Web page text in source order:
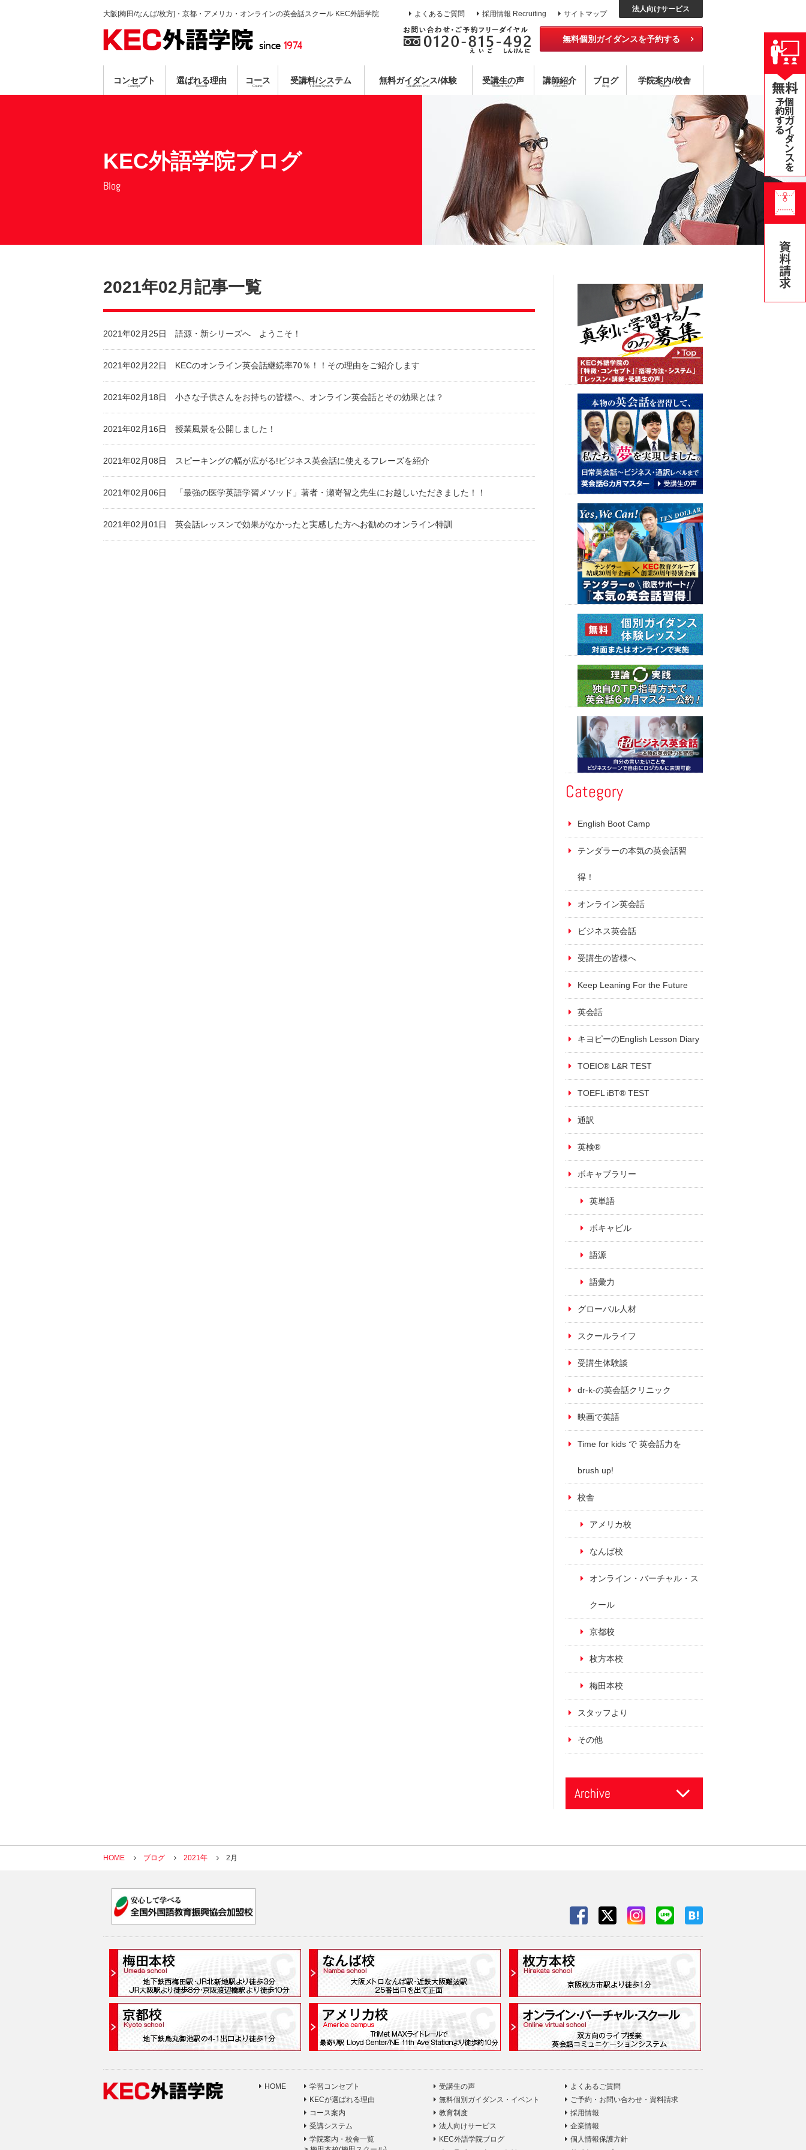
大阪[梅田/なんば/枚方]・京都・アメリカ・オンラインの英会話スクール KEC外語学院
since 1974
よくあるご質問 採用情報 Recruiting サイトマップ
法人向けサービス
無料個別ガイダンスを予約する
コンセプト
Concept
選ばれる理由
Reason
コミットメントシステム コーチング×指導 ハイブリッド型選択受講
コース
Course
各種外国語コース 個別レッスン
受講料/システム
Tuition/System
無料ガイダンス/体験
Guidance/Trial
無料体験レッスン 無料公開セミナー
受講生の声
Student Voice
講師紹介
Teachers
ブログ
Blog
学院案内/校舎
School
アメリカ校 オンライン・スクール
KEC外語学院ブログ
Blog
2021年02月記事一覧
2021年02月25日 語源・新シリーズへ ようこそ！
2021年02月22日 KECのオンライン英会話継続率70％！！その理由をご紹介します
2021年02月18日 小さな子供さんをお持ちの皆様へ、オンライン英会話とその効果とは？
2021年02月16日 授業風景を公開しました！
2021年02月08日 スピーキングの幅が広がる!ビジネス英会話に使えるフレーズを紹介
2021年02月06日 「最強の医学英語学習メソッド」著者・瀬嵜智之先生にお越しいただきました！！
2021年02月01日 英会話レッスンで効果がなかったと実感した方へお勧めのオンライン特訓
Category
English Boot Camp
テンダラーの本気の英会話習
得！
オンライン英会話
ビジネス英会話
受講生の皆様へ
Keep Leaning For the Future
英会話
キヨピーのEnglish Lesson Diary
TOEIC® L&R TEST
TOEFL iBT® TEST
通訳
英検®
ボキャブラリー
英単語
ボキャビル
語源
語彙力
グローバル人材
スクールライフ
受講生体験談
dr-k-の英会話クリニック
映画で英語
Time for kids で 英会話力を
brush up!
校舎
アメリカ校
なんば校
オンライン・バーチャル・ス
クール
京都校
枚方本校
梅田本校
スタッフより
その他
Archive
HOME ブログ 2021年 2月
HOME
学習コンセプト
KECが選ばれる理由
コース案内
受講システム
学院案内・校舎一覧
受講生の声
無料個別ガイダンス・イベント
教育制度
法人向けサービス
KEC外語学院ブログ
よくあるご質問
ご予約・お問い合わせ・資料請求
採用情報
企業情報
個人情報保護方針